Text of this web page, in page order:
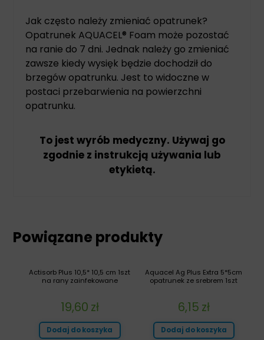
Jak często należy zmieniać opatrunek?
Opatrunek AQUACEL® Foam może pozostać
na ranie do 7 dni. Jednak należy go zmieniać
zawsze kiedy wysięk będzie dochodził do
brzegów opatrunku. Jest to widoczne w
postaci przebarwienia na powierzchni
opatrunku.
To jest wyrób medyczny. Używaj go
zgodnie z instrukcją używania lub
etykietą.
Powiązane produkty
Aquacel Ag Plus Extra 5*5cm
opatrunek ze srebrem 1szt
6,15 zł
Dodaj do koszyka
Actisorb Plus 10,5* 10,5 cm 1szt
na rany zainfekowane
19,60 zł
Dodaj do koszyka